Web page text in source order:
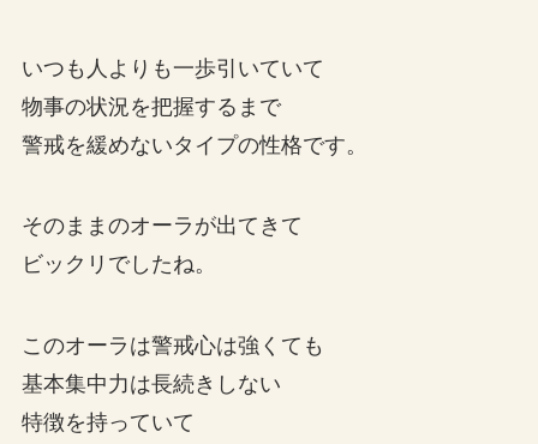
いつも人よりも一歩引いていて
物事の状況を把握するまで
警戒を緩めないタイプの性格です。
そのままのオーラが出てきて
ビックリでしたね。
このオーラは警戒心は強くても
基本集中力は長続きしない
特徴を持っていて